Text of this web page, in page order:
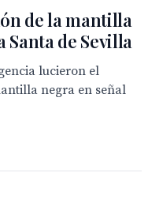
de la mantilla
Santa de Sevilla
lucieron el
negra en señal